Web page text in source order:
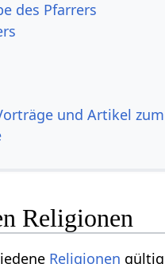
des Pfarrers
und Artikel
Religionen
Religionen